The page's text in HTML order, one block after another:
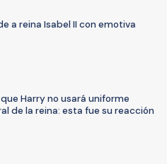
a reina Isabel II con emotiva
Harry no usará uniforme
de la reina: esta fue su reacción